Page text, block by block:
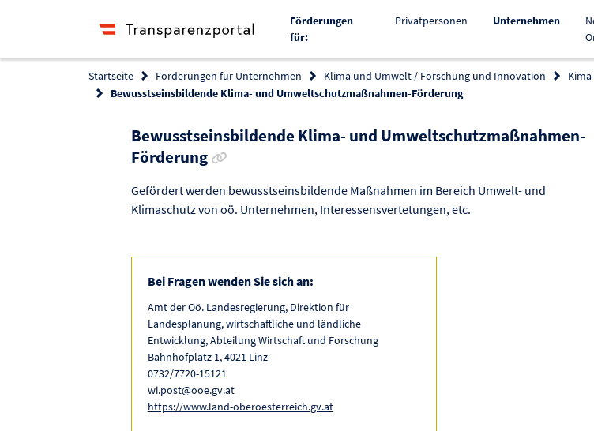
Förderungen
für:
Privatpersonen UnternehmenAktiv
Startseite Förderungen für Unternehmen Klima und Umwelt / Forschung und Innovation
Bewusstseinsbildende Klima- und Umweltschutzmaßnahmen-Förderung
Bewusstseinsbildende Klima- und Umweltschutzmaßnahmen-
Förderung
Link zur Förderung kopieren
Gefördert werden bewusstseinsbildende Maßnahmen im Bereich Umwelt- und
Klimaschutz von oö. Unternehmen, Interessensvertetungen, etc.
Bei Fragen wenden Sie sich an:
Amt der Oö. Landesregierung, Direktion für
Landesplanung, wirtschaftliche und ländliche
Entwicklung, Abteilung Wirtschaft und Forschung
Bahnhofplatz 1, 4021 Linz
0732/7720-15121
wi.post@ooe.gv.at
https://www.land-oberoesterreich.gv.at